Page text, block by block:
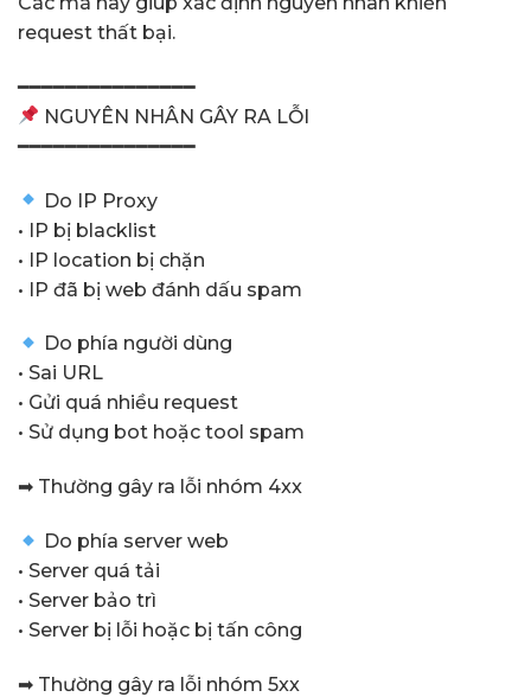
request thất bại.
━━━━━━━━━━━━━━━
NGUYÊN NHÂN GÂY RA LỖI
━━━━━━━━━━━━━━━
Do IP Proxy
• IP bị blacklist
• IP location bị chặn
• IP đã bị web đánh dấu spam
Do phía người dùng
• Sai URL
• Gửi quá nhiều request
• Sử dụng bot hoặc tool spam
➡ Thường gây ra lỗi nhóm 4xx
Do phía server web
• Server quá tải
• Server bảo trì
• Server bị lỗi hoặc bị tấn công
➡ Thường gây ra lỗi nhóm 5xx